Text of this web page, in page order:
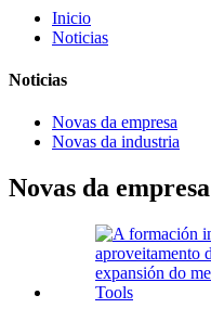
Inicio
Noticias
Noticias
Novas da empresa
Novas da industria
Novas da empresa